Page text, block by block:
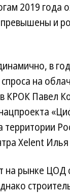
2019 года
и
в
на
КРОК Павел
Xelent Илья
рынке ЦОД